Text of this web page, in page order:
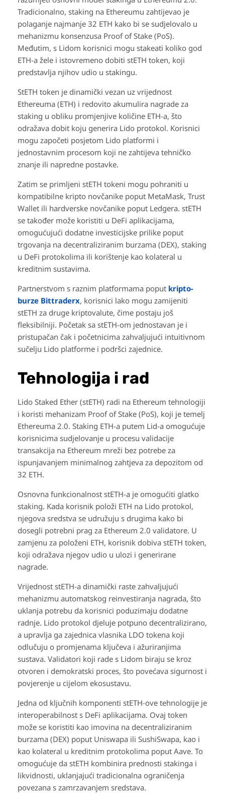
Tradicionalno, staking na Ethereumu zahtijevao je
polaganje najmanje 32 ETH kako bi se sudjelovalo u
mehanizmu konsenzusa Proof of Stake (PoS).
Međutim, s Lidom korisnici mogu stakeati koliko god
ETH-a žele i istovremeno dobiti stETH token, koji
predstavlja njihov udio u stakingu.
StETH token je dinamički vezan uz vrijednost
Ethereuma (ETH) i redovito akumulira nagrade za
staking u obliku promjenjive količine ETH-a, što
odražava dobit koju generira Lido protokol. Korisnici
mogu započeti posjetom Lido platformi i
jednostavnim procesom koji ne zahtijeva tehničko
znanje ili napredne postavke.
Zatim se primljeni stETH tokeni mogu pohraniti u
kompatibilne kripto novčanike poput MetaMask, Trust
Wallet ili hardverske novčanike poput Ledgera. stETH
se također može koristiti u DeFi aplikacijama,
omogućujući dodatne investicijske prilike poput
trgovanja na decentraliziranim burzama (DEX), staking
u DeFi protokolima ili korištenje kao kolateral u
kreditnim sustavima.
Partnerstvom s raznim platformama poput kripto-
burze Bittraderx, korisnici lako mogu zamijeniti
stETH za druge kriptovalute, čime postaju još
fleksibilniji. Početak sa stETH-om jednostavan je i
pristupačan čak i početnicima zahvaljujući intuitivnom
sučelju Lido platforme i podršci zajednice.
Tehnologija i rad
Lido Staked Ether (stETH) radi na Ethereum tehnologiji
i koristi mehanizam Proof of Stake (PoS), koji je temelj
Ethereuma 2.0. Staking ETH-a putem Lid-a omogućuje
korisnicima sudjelovanje u procesu validacije
transakcija na Ethereum mreži bez potrebe za
ispunjavanjem minimalnog zahtjeva za depozitom od
32 ETH.
Osnovna funkcionalnost stETH-a je omogućiti glatko
staking. Kada korisnik položi ETH na Lido protokol,
njegova sredstva se udružuju s drugima kako bi
dosegli potrebni prag za Ethereum 2.0 validatore. U
zamjenu za položeni ETH, korisnik dobiva stETH token,
koji odražava njegov udio u ulozi i generirane
nagrade.
Vrijednost stETH-a dinamički raste zahvaljujući
mehanizmu automatskog reinvestiranja nagrada, što
uklanja potrebu da korisnici poduzimaju dodatne
radnje. Lido protokol djeluje potpuno decentralizirano,
a upravlja ga zajednica vlasnika LDO tokena koji
odlučuju o promjenama ključeva i ažuriranjima
sustava. Validatori koji rade s Lidom biraju se kroz
otvoren i demokratski proces, što povećava sigurnost i
povjerenje u cijelom ekosustavu.
Jedna od ključnih komponenti stETH-ove tehnologije je
interoperabilnost s DeFi aplikacijama. Ovaj token
može se koristiti kao imovina na decentraliziranim
burzama (DEX) poput Uniswapa ili SushiSwapa, kao i
kao kolateral u kreditnim protokolima poput Aave. To
omogućuje da stETH kombinira prednosti stakinga i
likvidnosti, uklanjajući tradicionalna ograničenja
povezana s zamrzavanjem sredstava.